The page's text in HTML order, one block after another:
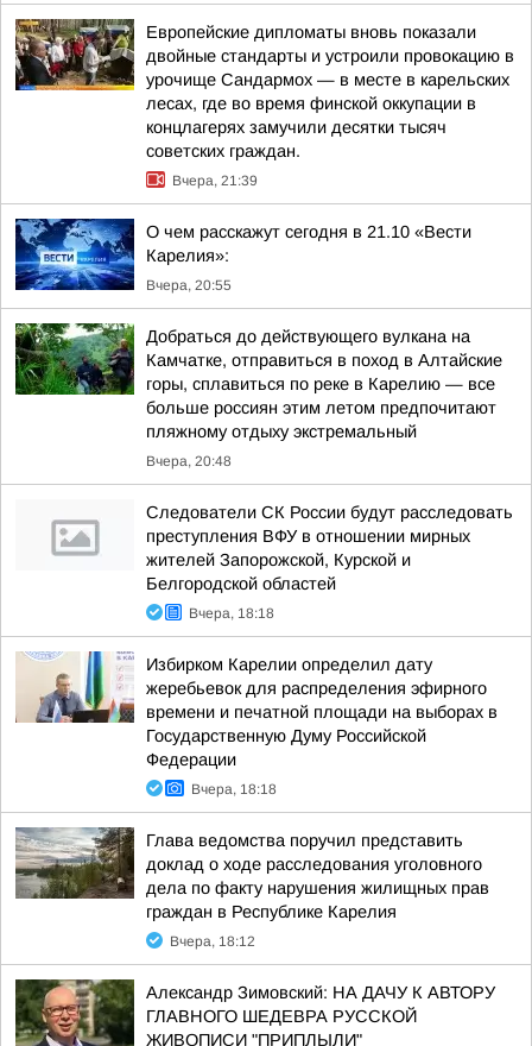
Европейские дипломаты вновь показали
двойные стандарты и устроили провокацию в
урочище Сандармох — в месте в карельских
лесах, где во время финской оккупации в
концлагерях замучили десятки тысяч
советских граждан.
Вчера, 21:39
О чем расскажут сегодня в 21.10 «Вести
Карелия»:
Вчера, 20:55
Добраться до действующего вулкана на
Камчатке, отправиться в поход в Алтайские
горы, сплавиться по реке в Карелию — все
больше россиян этим летом предпочитают
пляжному отдыху экстремальный
Вчера, 20:48
Следователи СК России будут расследовать
преступления ВФУ в отношении мирных
жителей Запорожской, Курской и
Белгородской областей
Вчера, 18:18
Избирком Карелии определил дату
жеребьевок для распределения эфирного
времени и печатной площади на выборах в
Государственную Думу Российской
Федерации
Вчера, 18:18
Глава ведомства поручил представить
доклад о ходе расследования уголовного
дела по факту нарушения жилищных прав
граждан в Республике Карелия
Вчера, 18:12
Александр Зимовский: НА ДАЧУ К АВТОРУ
ГЛАВНОГО ШЕДЕВРА РУССКОЙ
ЖИВОПИСИ "ПРИПЛЫЛИ"